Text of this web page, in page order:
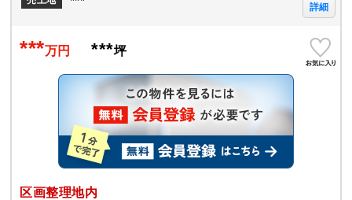
詳細
***万円 ***坪
区画整理地内